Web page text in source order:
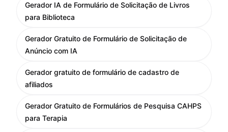
Gerador IA de Formulário de Solicitação de Livros
para Biblioteca
Gerador Gratuito de Formulário de Solicitação de
Anúncio com IA
Gerador gratuito de formulário de cadastro de
afiliados
Gerador Gratuito de Formulários de Pesquisa CAHPS
para Terapia